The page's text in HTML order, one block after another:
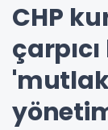
CHP